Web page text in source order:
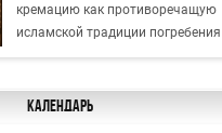
кремацию как противоречащую
исламской традиции погребения
Календарь